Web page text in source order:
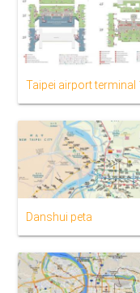
Danshui peta